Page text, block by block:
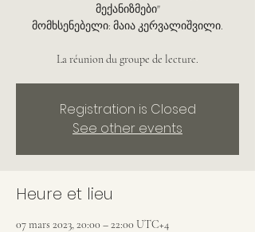
მექანიზმები"
მომხსენებელი: მაია კერვალიშვილი.
La réunion du groupe de lecture.
Registration is Closed
See other events
Heure et lieu
07 mars 2023, 20:00 – 22:00 UTC+4